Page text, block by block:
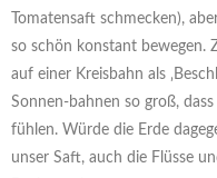
Tomatensaft schmecken),
so schön konstant bewegen.
auf einer Kreisbahn als
Sonnen-bahnen so groß,
fühlen. Würde die Erde
unser Saft, auch die Flüsse